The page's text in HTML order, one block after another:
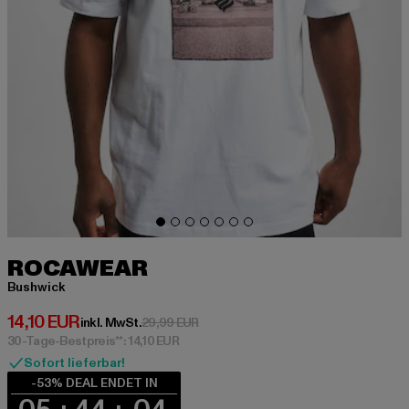
ROCAWEAR
Bushwick
14,10 EUR
Derzeitiger Preis: 14,10 EUR
inkl. MwSt.29,99 EURAktionspreis: 29,99 EUR
30-Tage-Bestpreis**: 14,10 EUR
Sofort lieferbar!
-53% DEAL ENDET IN